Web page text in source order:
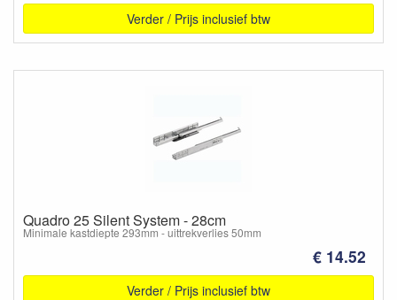
Verder / Prijs inclusief btw
Quadro 25 Silent System - 28cm
Minimale kastdiepte 293mm - uittrekverlies 50mm
€ 14.52
Verder / Prijs inclusief btw